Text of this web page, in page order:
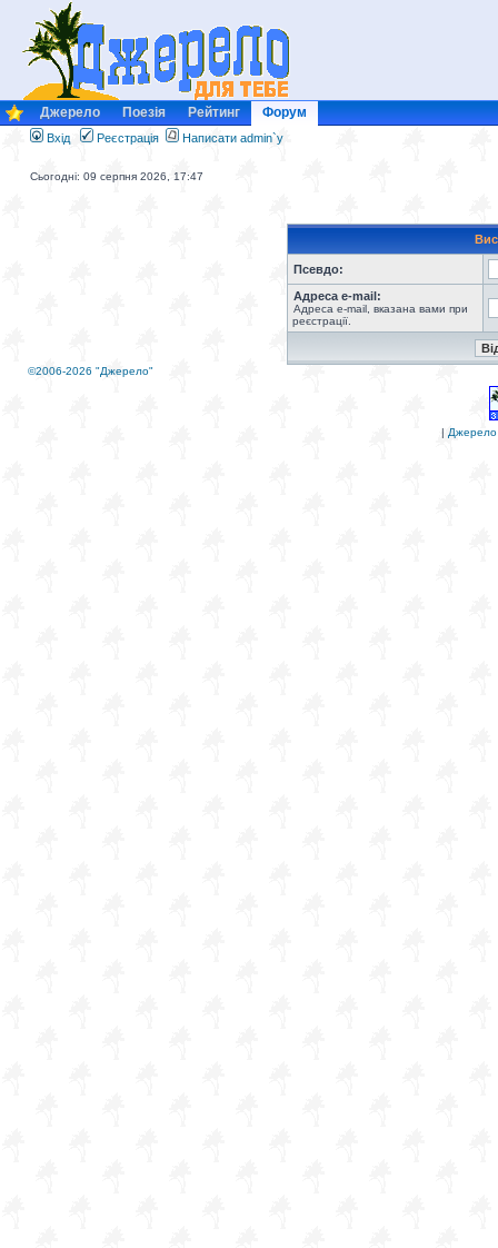
Джерело Поезія Рейтинг Форум
Вхід Реєстрація Написати admin`у
Сьогодні: 09 серпня 2026, 17:47
Псевдо:
Адреса e-mail:
Адреса e-mail, вказана вами при
реєстрації.
©2006-2026 "Джерело"
| Джерело